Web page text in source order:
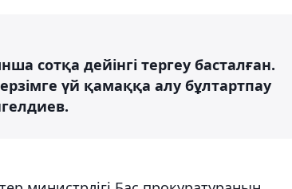
сотқа дейінгі тергеу басталған.
үй қамаққа алу бұлтартпау